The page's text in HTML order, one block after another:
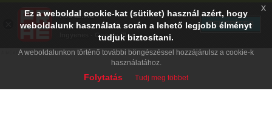
Ez a weboldal cookie-kat (sütiket) használ azért, hogy
weboldalunk használata során a lehető legjobb élményt
tudjuk biztosítani.
A weboldalunkon történő további böngészéssel hozzájárulsz a cookie-k
használatához.
Folytatás Tudj meg többet
x
PRAE.HU
Digital Evolution
Ingyenes - Google Play
TELEPÍTÉS